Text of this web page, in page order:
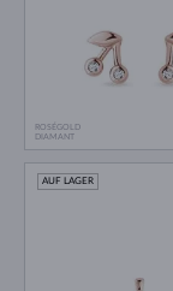
ROSÉGOLD
DIAMANT
AUF LAGER